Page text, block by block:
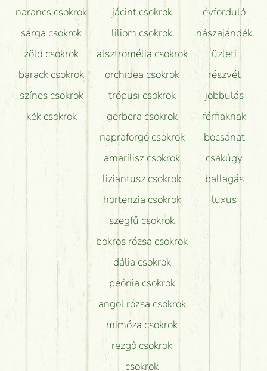
narancs csokrok
sárga csokrok
zöld csokrok
barack csokrok
színes csokrok
kék csokrok
jácint csokrok
liliom csokrok
alsztromélia csokrok
orchidea csokrok
trópusi csokrok
gerbera csokrok
napraforgó csokrok
amarílisz csokrok
liziantusz csokrok
hortenzia csokrok
szegfű csokrok
bokros rózsa csokrok
dália csokrok
peónia csokrok
angol rózsa csokrok
mimóza csokrok
rezgő csokrok
csokrok
évforduló
nászajándék
üzleti
részvét
jobbulás
férfiaknak
bocsánat
csakúgy
ballagás
luxus